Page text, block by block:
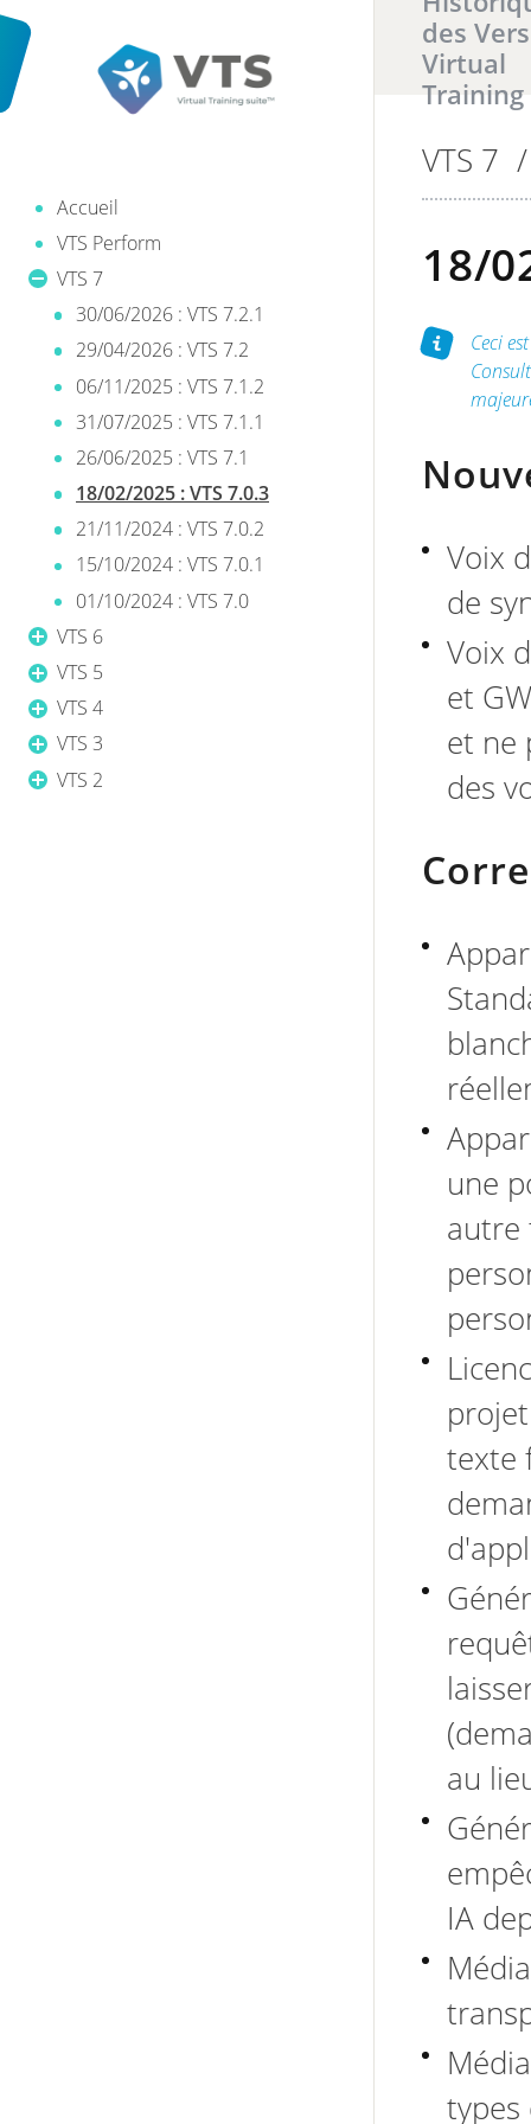
des
Virtual
Training
Accueil
VTS Perform
VTS 7
30/06/2026 : VTS 7.2.1
29/04/2026 : VTS 7.2
06/11/2025 : VTS 7.1.2
31/07/2025 : VTS 7.1.1
26/06/2025 : VTS 7.1
18/02/2025 : VTS 7.0.3
21/11/2024 : VTS 7.0.2
15/10/2024 : VTS 7.0.1
01/10/2024 : VTS 7.0
VTS 6
VTS 5
VTS 4
VTS 3
VTS 2
Il y a0
VTS 7 /
18/
Ceci
Voix
de
Voix
et
et ne
des
une
autre
texte
au
IA
types